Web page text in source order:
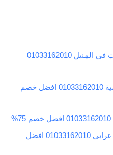
الشركة الالمانية لمكافحة الحشرات في المنيل 01033162010
شركة مكافحة حشرات في القطامية 01033162010 افضل خصم
شركة مكافحة حشرات في جمعية عرابي 01033162010 افضل